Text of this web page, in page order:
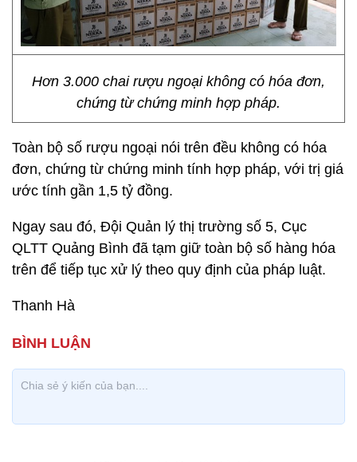
Hơn 3.000 chai rượu ngoại không có hóa đơn,
chứng từ chứng minh hợp pháp.
Toàn bộ số rượu ngoại nói trên đều không có hóa
đơn, chứng từ chứng minh tính hợp pháp, với trị giá
ước tính gần 1,5 tỷ đồng.
Ngay sau đó, Đội Quản lý thị trường số 5, Cục
QLTT Quảng Bình đã tạm giữ toàn bộ số hàng hóa
trên để tiếp tục xử lý theo quy định của pháp luật.
Thanh Hà